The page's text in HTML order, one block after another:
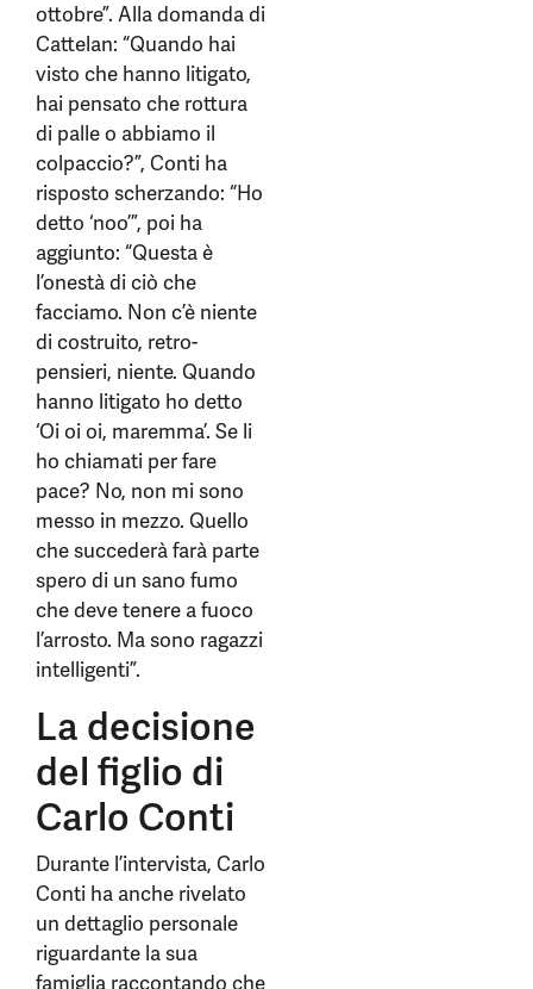
ottobre”. Alla domanda di
Cattelan: “Quando hai
visto che hanno litigato,
hai pensato che rottura
di palle o abbiamo il
colpaccio?”, Conti ha
risposto scherzando: “Ho
detto ‘noo’”, poi ha
aggiunto: “Questa è
l’onestà di ciò che
facciamo. Non c’è niente
di costruito, retro-
pensieri, niente. Quando
hanno litigato ho detto
‘Oi oi oi, maremma’. Se li
ho chiamati per fare
pace? No, non mi sono
messo in mezzo. Quello
che succederà farà parte
spero di un sano fumo
che deve tenere a fuoco
l’arrosto. Ma sono ragazzi
intelligenti”.
La decisione
del figlio di
Carlo Conti
Durante l’intervista, Carlo
Conti ha anche rivelato
un dettaglio personale
riguardante la sua
famiglia raccontando che